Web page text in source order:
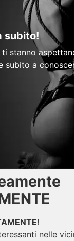
subito!
stanno
subito a
!
nelle